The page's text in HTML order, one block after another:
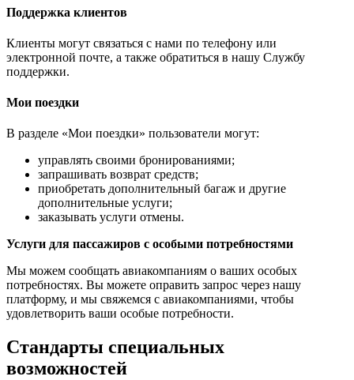
Поддержка клиентов
Клиенты могут связаться с нами по телефону или
электронной почте, а также обратиться в нашу Службу
поддержки.
Мои поездки
В разделе «Мои поездки» пользователи могут:
управлять своими бронированиями;
запрашивать возврат средств;
приобретать дополнительный багаж и другие
дополнительные услуги;
заказывать услуги отмены.
Услуги для пассажиров с особыми потребностями
Мы можем сообщать авиакомпаниям о ваших особых
потребностях. Вы можете оправить запрос через нашу
платформу, и мы свяжемся с авиакомпаниями, чтобы
удовлетворить ваши особые потребности.
Стандарты специальных
возможностей